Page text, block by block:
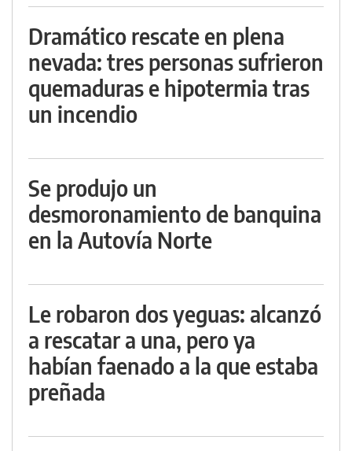
Dramático rescate en plena
nevada: tres personas sufrieron
quemaduras e hipotermia tras
un incendio
Se produjo un
desmoronamiento de banquina
en la Autovía Norte
Le robaron dos yeguas: alcanzó
a rescatar a una, pero ya
habían faenado a la que estaba
preñada